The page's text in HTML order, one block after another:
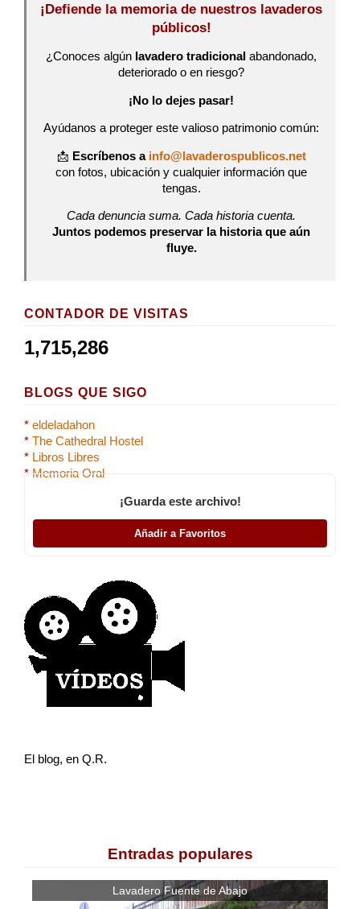
¡Defiende la memoria de nuestros lavaderos
públicos!
¿Conoces algún lavadero tradicional abandonado,
deteriorado o en riesgo?
¡No lo dejes pasar!
Ayúdanos a proteger este valioso patrimonio común:
📩 Escríbenos a info@lavaderospublicos.net
con fotos, ubicación y cualquier información que
tengas.
Cada denuncia suma. Cada historia cuenta.
Juntos podemos preservar la historia que aún
fluye.
CONTADOR DE VISITAS
1,715,286
BLOGS QUE SIGO
* eldeladahon
* The Cathedral Hostel
* Libros Libres
* Memoria Oral
¡Guarda este archivo!
Añadir a Favoritos
El blog, en Q.R.
Entradas populares
Lavadero Fuente de Abajo